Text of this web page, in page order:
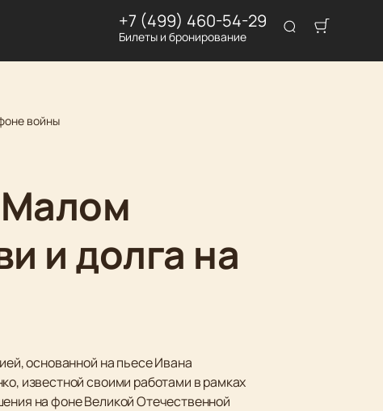
+7 (499) 460-54-29
Билеты и бронирование
войны
Малом
и долга на
основанной на пьесе Ивана
известной своими работами в рамках
на фоне Великой Отечественной